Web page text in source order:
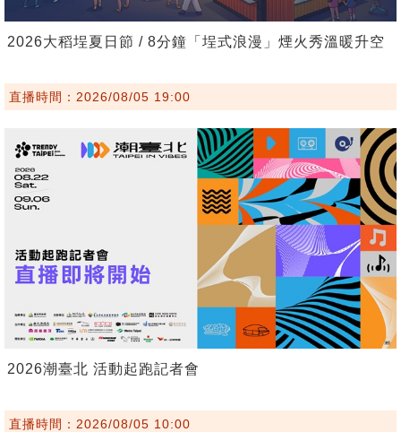
2026大稻埕夏日節 / 8分鐘「埕式浪漫」煙火秀溫暖升空
直播時間：2026/08/05 19:00
2026潮臺北 活動起跑記者會
直播時間：2026/08/05 10:00